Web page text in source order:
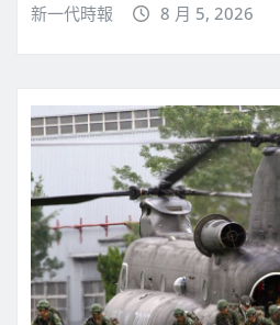
新一代時報 8 月 5, 2026